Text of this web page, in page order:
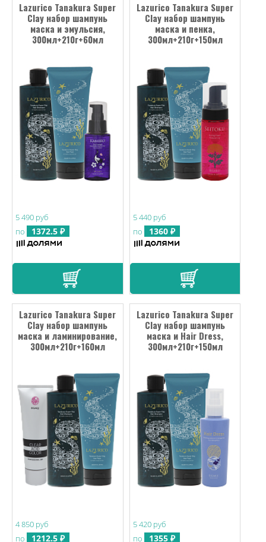
Lazurico Tanakura Super
Clay набор шампунь
маска и эмульсия,
300мл+210г+60мл
5 490 руб
по
1372.5 ₽
Lazurico Tanakura Super
Clay набор шампунь
маска и пенка,
300мл+210г+150мл
5 440 руб
по
1360 ₽
Lazurico Tanakura Super
Clay набор шампунь
маска и ламинирование,
300мл+210г+160мл
4 850 руб
по
1212.5 ₽
Lazurico Tanakura Super
Clay набор шампунь
маска и Hair Dress,
300мл+210г+150мл
5 420 руб
по
1355 ₽